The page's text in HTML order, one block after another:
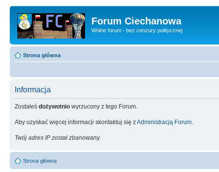
Forum Ciechanowa
Wolne forum - bez cenzury politycznej
Strona główna
Informacja
Zostałeś dożywotnio wyrzucony z tego Forum.
Aby uzyskać więcej informacji skontaktuj się zAdministracją Forum
Twój adres IP został zbanowany.
Strona główna